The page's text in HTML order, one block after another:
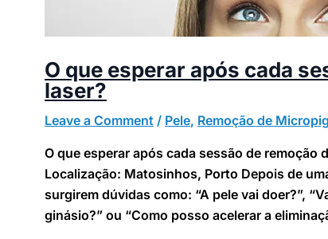
O que esperar após cada
laser?
Leave a Comment / Pele, Remoção de
O que esperar após cada sessão de remoção
Localização: Matosinhos, Porto Depois de
surgirem dúvidas como: “A pele vai doer?”,
ginásio?” ou “Como posso acelerar a